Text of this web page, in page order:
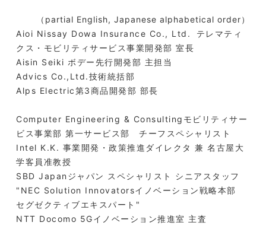
（partial English, Japanese alphabetical order）
Aioi Nissay Dowa Insurance Co., Ltd. テレマティ
クス・モビリティサービス事業開発部 室長
Aisin Seiki ボデー先行開発部 主担当
Advics Co.,Ltd.技術統括部
Alps Electric第3商品開発部 部長
Computer Engineering & Consultingモビリティサー
ビス事業部 第一サービス部 チーフスペシャリスト
Intel K.K. 事業開発・政策推進ダイレクタ 兼 名古屋大
学客員准教授
SBD Japanジャパン スペシャリスト シニアスタッフ
"NEC Solution Innovatorsイノベーション戦略本部
セグゼクティブエキスパート"
NTT Docomo 5Gイノベーション推進室 主査